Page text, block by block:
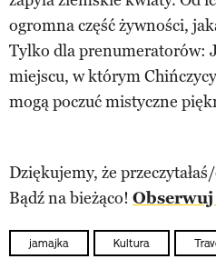
ogromna część żywności,
Tylko dla prenumeratorów:
miejscu, w którym
mogą poczuć mistyczne
Dziękujemy, że
Bądź na bieżąco! Obserwuj
jamajka Kultura